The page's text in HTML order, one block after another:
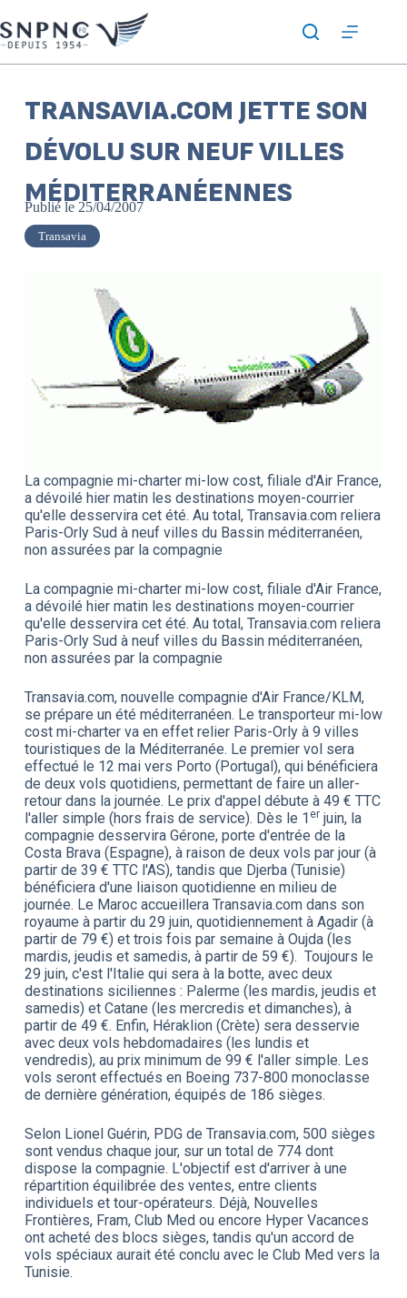
TRANSAVIA.COM JETTE SON
DÉVOLU SUR NEUF VILLES
MÉDITERRANÉENNES
Publié le 25/04/2007
Transavia
La compagnie mi-charter mi-low cost, filiale d'Air France,
a dévoilé hier matin les destinations moyen-courrier
qu'elle desservira cet été. Au total, Transavia.com reliera
Paris-Orly Sud à neuf villes du Bassin méditerranéen,
non assurées par la compagnie
La compagnie mi-charter mi-low cost, filiale d'Air France,
a dévoilé hier matin les destinations moyen-courrier
qu'elle desservira cet été. Au total, Transavia.com reliera
Paris-Orly Sud à neuf villes du Bassin méditerranéen,
non assurées par la compagnie
Transavia.com, nouvelle compagnie d'Air France/KLM,
se prépare un été méditerranéen. Le transporteur mi-low
cost mi-charter va en effet relier Paris-Orly à 9 villes
touristiques de la Méditerranée. Le premier vol sera
effectué le 12 mai vers Porto (Portugal), qui bénéficiera
de deux vols quotidiens, permettant de faire un aller-
retour dans la journée. Le prix d'appel débute à 49 € TTC
l'aller simple (hors frais de service). Dès le 1 erjuin, la
compagnie desservira Gérone, porte d'entrée de la
Costa Brava (Espagne), à raison de deux vols par jour (à
partir de 39 € TTC l'AS), tandis que Djerba (Tunisie)
bénéficiera d'une liaison quotidienne en milieu de
journée. Le Maroc accueillera Transavia.com dans son
royaume à partir du 29 juin, quotidiennement à Agadir (à
partir de 79 €) et trois fois par semaine à Oujda (les
mardis, jeudis et samedis, à partir de 59 €). Toujours le
29 juin, c'est l'Italie qui sera à la botte, avec deux
destinations siciliennes : Palerme (les mardis, jeudis et
samedis) et Catane (les mercredis et dimanches), à
partir de 49 €. Enfin, Héraklion (Crète) sera desservie
avec deux vols hebdomadaires (les lundis et
vendredis), au prix minimum de 99 € l'aller simple. Les
vols seront effectués en Boeing 737-800 monoclasse
de dernière génération, équipés de 186 sièges.
Selon Lionel Guérin, PDG de Transavia.com, 500 sièges
sont vendus chaque jour, sur un total de 774 dont
dispose la compagnie. L'objectif est d'arriver à une
répartition équilibrée des ventes, entre clients
individuels et tour-opérateurs. Déjà, Nouvelles
Frontières, Fram, Club Med ou encore Hyper Vacances
ont acheté des blocs sièges, tandis qu'un accord de
vols spéciaux aurait été conclu avec le Club Med vers la
Tunisie.